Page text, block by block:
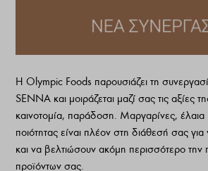
Η Olympic Foods παρουσιάζει τη
SENNA και μοιράζεται μαζί σας τις αξίες
καινοτομία, παράδοση. Μαργαρίνες, έλαια
ποιότητας είναι πλέον στη διάθεσή σας
και να βελτιώσουν ακόμη περισσότερο την
προϊόντων σας.